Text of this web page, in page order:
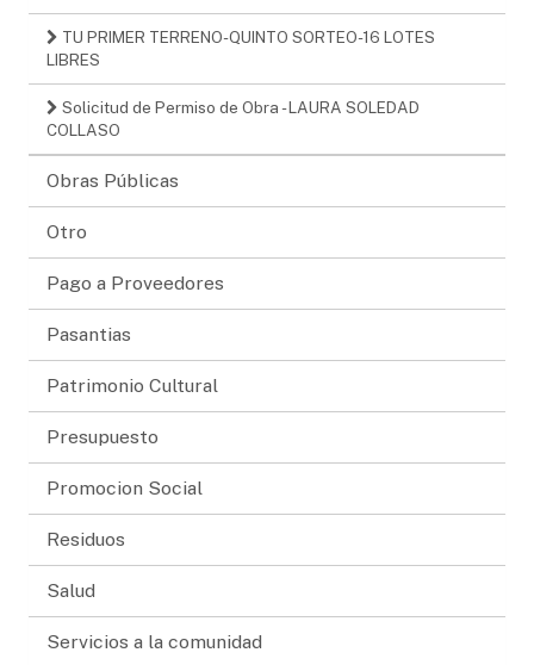
TU PRIMER TERRENO-QUINTO SORTEO-16 LOTES
LIBRES
Solicitud de Permiso de Obra - LAURA SOLEDAD
COLLASO
Obras Públicas
Otro
Pago a Proveedores
Pasantias
Patrimonio Cultural
Presupuesto
Promocion Social
Residuos
Salud
Servicios a la comunidad